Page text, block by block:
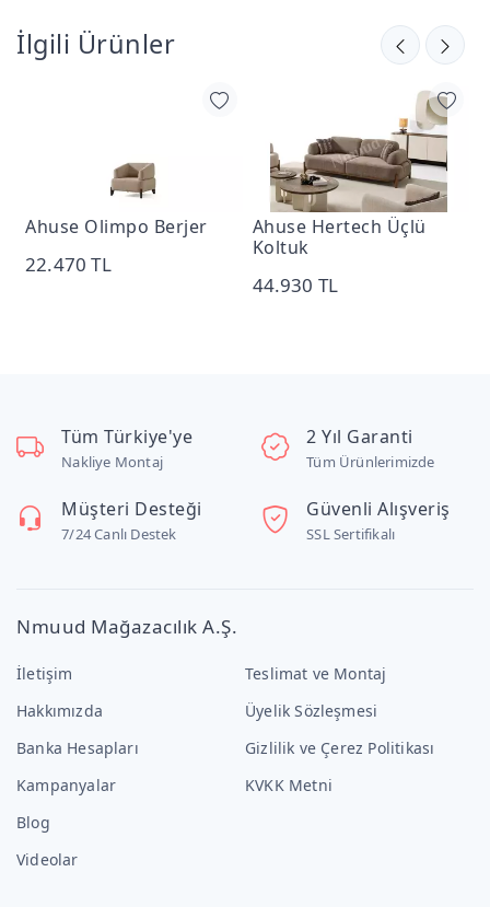
İlgili Ürünler
Ahuse Olimpo Berjer
22.470 TL
Ahuse Hertech Üçlü
Koltuk
44.930 TL
Tüm Türkiye'ye
Nakliye Montaj
2 Yıl Garanti
Tüm Ürünlerimizde
Müşteri Desteği
7/24 Canlı Destek
Güvenli Alışveriş
SSL Sertifikalı
Nmuud Mağazacılık A.Ş.
İletişim
Hakkımızda
Banka Hesapları
Kampanyalar
Blog
Videolar
Teslimat ve Montaj
Üyelik Sözleşmesi
Gizlilik ve Çerez Politikası
KVKK Metni